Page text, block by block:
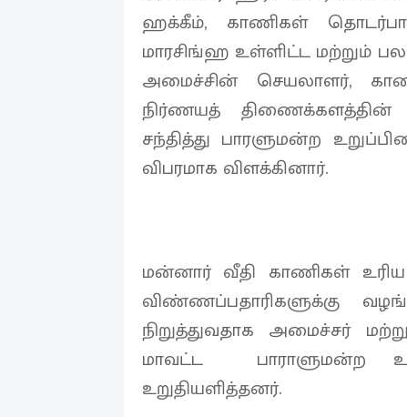
ஹக்கீம், காணிகள்
மாரசிங்ஹ உள்ளிட்ட மற்றும்
அமைச்சின் செயலாளர்,
நிர்ணயத்
சந்தித்து பாரளுமன்ற
விபரமாக விளக்கினார்.
மன்னார் வீதி காணிகள்
விண்ணப்பதாரிகளுக்கு
நிறுத்துவதாக அமைச்சர்
மாவட்ட பாராளுமன்ற
உறுதியளித்தனர்.